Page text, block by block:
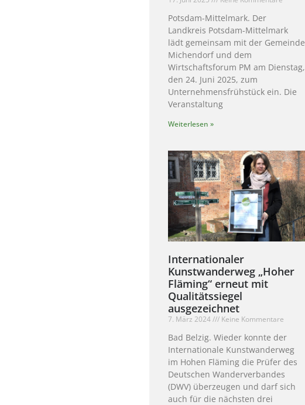
Potsdam-Mittelmark. Der
Landkreis Potsdam-Mittelmark
lädt gemeinsam mit der Gemeinde
Michendorf und dem
Wirtschaftsforum PM am Dienstag,
den 24. Juni 2025, zum
Unternehmensfrühstück ein. Die
Veranstaltung
Weiterlesen »
Internationaler
Kunstwanderweg „Hoher
Fläming“ erneut mit
Qualitätssiegel
ausgezeichnet
7. März 2024 Keine Kommentare
Bad Belzig. Wieder konnte der
Internationale Kunstwanderweg
im Hohen Fläming die Prüfer des
Deutschen Wanderverbandes
(DWV) überzeugen und darf sich
auch für die nächsten drei